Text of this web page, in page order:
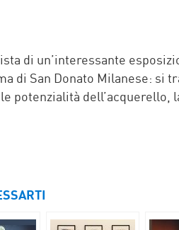
di un’interessante
di San Donato Milanese: si
potenzialità dell’acquerello,